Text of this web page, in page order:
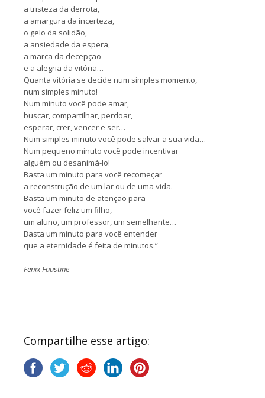
a tristeza da derrota,
a amargura da incerteza,
o gelo da solidão,
a ansiedade da espera,
a marca da decepção
e a alegria da vitória…
Quanta vitória se decide num simples momento,
num simples minuto!
Num minuto você pode amar,
buscar, compartilhar, perdoar,
esperar, crer, vencer e ser…
Num simples minuto você pode salvar a sua vida…
Num pequeno minuto você pode incentivar
alguém ou desanimá-lo!
Basta um minuto para você recomeçar
a reconstrução de um lar ou de uma vida.
Basta um minuto de atenção para
você fazer feliz um filho,
um aluno, um professor, um semelhante…
Basta um minuto para você entender
que a eternidade é feita de minutos.”
Fenix Faustine
Compartilhe esse artigo: